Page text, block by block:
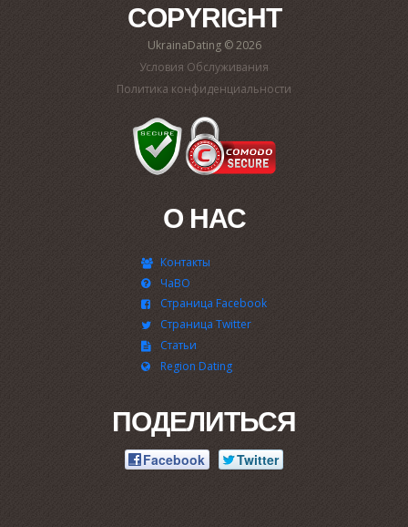
COPYRIGHT
UkrainaDating © 2026
Условия Обслуживания
Политика конфиденциальности
О НАС
Контакты
ЧаВО
Страница Facebook
Страница Twitter
Статьи
Region Dating
ПОДЕЛИТЬСЯ
Facebook Twitter